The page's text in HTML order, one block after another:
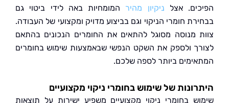
אצלניקיון מהירהמומחיות באה לידי ביטוי גם
חומרי הניקוי וגם בביצוע מדויק ומקצועי של העבודה.
מנוסה מסוגל להתאים את החומרים הנכונים בהתאם
ולספק את השקט הנפשי שבאמצעות שימוש בחומרים
ביותר לספה שלכם.
של שימוש בחומרי ניקוי מקצועיים
בחומרי ניקוי מקצועיים משפיע ישירות על תוצאות